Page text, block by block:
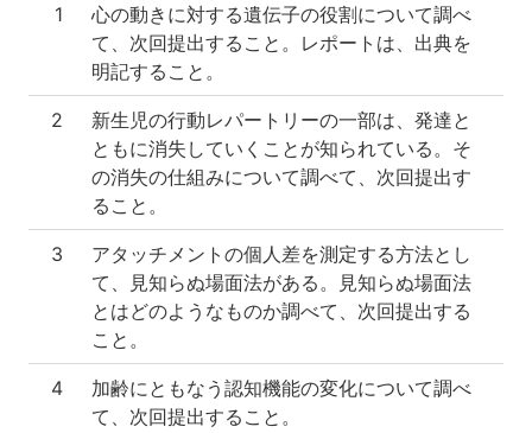
1
心の動きに対する遺伝子の役割について調べ
て、次回提出すること。レポートは、出典を
明記すること。
2
新生児の行動レパートリーの一部は、発達と
ともに消失していくことが知られている。そ
の消失の仕組みについて調べて、次回提出す
ること。
3
アタッチメントの個人差を測定する方法とし
て、見知らぬ場面法がある。見知らぬ場面法
とはどのようなものか調べて、次回提出する
こと。
4
加齢にともなう認知機能の変化について調べ
て、次回提出すること。